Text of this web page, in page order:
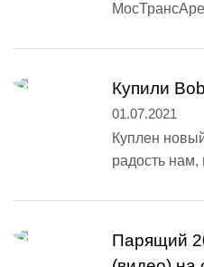
Купили
01.07.2021
Куплен
радость нам,
Парящий